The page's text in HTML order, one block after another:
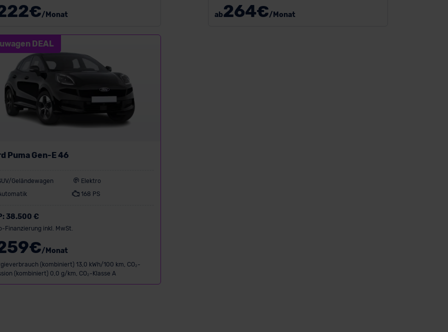
€/Monat ab264€/Monat
DEAL
Puma Gen-E 46
Geländewagen
Elektro
168 PS
38.500 €
Finanzierung inkl. MwSt.
€/Monat
(kombiniert) 13,0 kWh/100 km, CO₂-
(kombiniert) 0,0 g/km, CO₂-Klasse A